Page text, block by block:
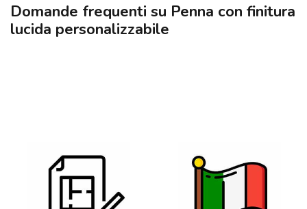
Domande frequenti su Penna con finitura
lucida personalizzabile